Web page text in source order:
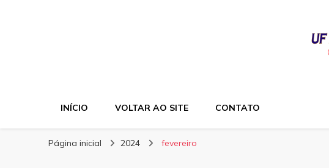
INÍCIO VOLTAR AO SITE CONTATO
Página inicial 2024 fevereiro